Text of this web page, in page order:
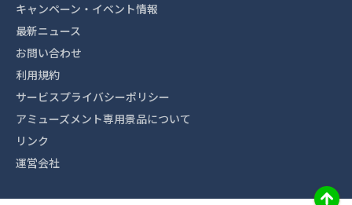
キャンペーン・イベント情報
最新ニュース
お問い合わせ
利用規約
サービスプライバシーポリシー
アミューズメント専用景品について
リンク
運営会社